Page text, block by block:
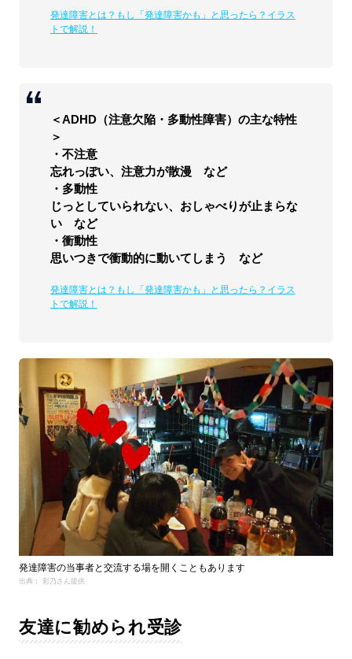
発達障害とは？もし「発達障害かも」と思ったら？イラス
トで解説！
＜ADHD（注意欠陥・多動性障害）の主な特性
＞
・不注意
忘れっぽい、注意力が散漫 など
・多動性
じっとしていられない、おしゃべりが止まらな
い など
・衝動性
思いつきで衝動的に動いてしまう など
発達障害とは？もし「発達障害かも」と思ったら？イラス
トで解説！
発達障害の当事者と交流する場を開くこともあります
出典： 彩乃さん提供
友達に勧められ受診